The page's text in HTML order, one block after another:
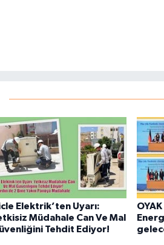
Elektrik’ten Uyarı:
Müdahale Can Ve Mal
Tehdit Ediyor!